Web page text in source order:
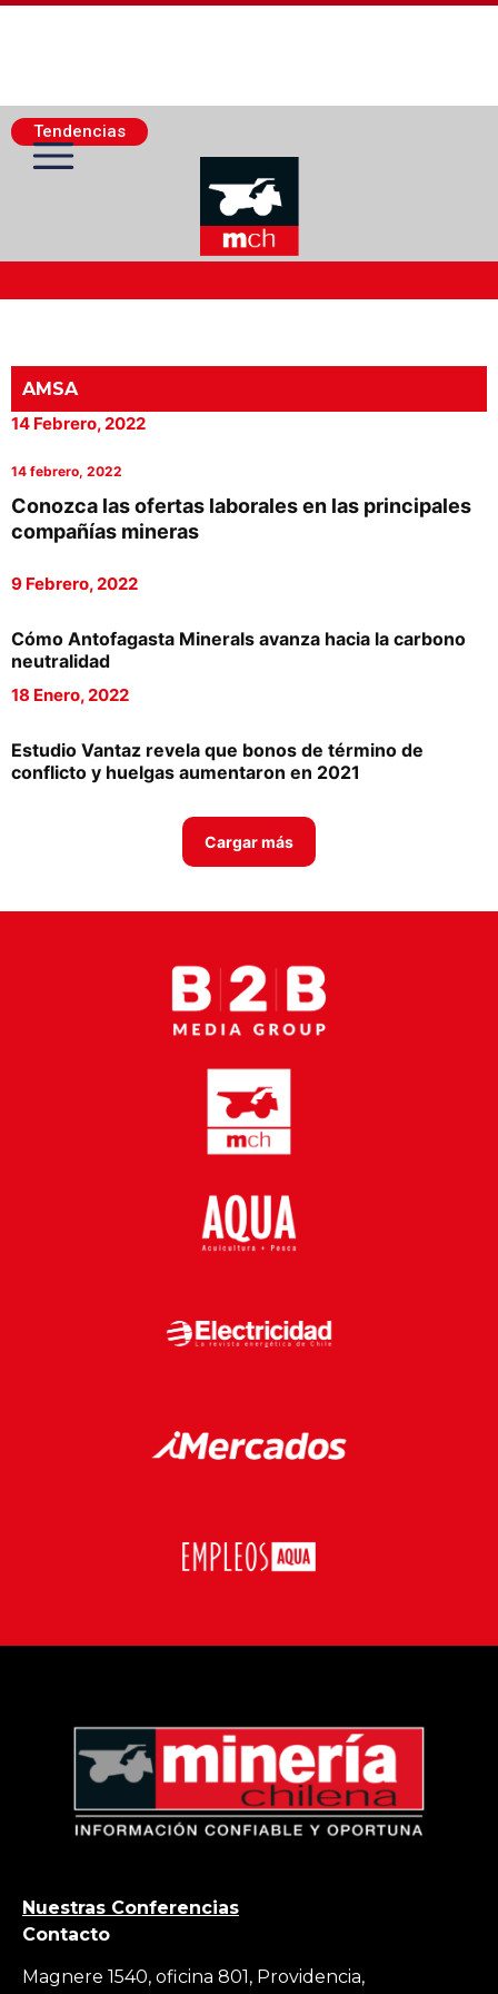
Tendencias
Actualidad Minera
Minería Superficie
Proveedores
Designaciones
Calendario de Eventos
Revistas Digital
Siguenos
AMSA
14 Febrero, 2022
14 febrero, 2022
Conozca las ofertas laborales en las principales
compañías mineras
9 Febrero, 2022
Cómo Antofagasta Minerals avanza hacia la carbono
neutralidad
18 Enero, 2022
Estudio Vantaz revela que bonos de término de
conflicto y huelgas aumentaron en 2021
Cargar más
Nuestras Conferencias
Contacto
Magnere 1540, oficina 801, Providencia,